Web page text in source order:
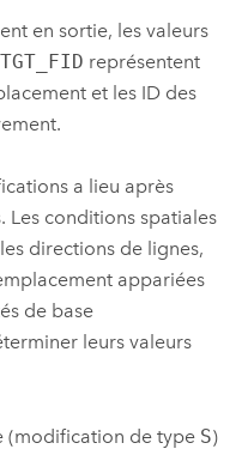
en sortie, les valeurs
TGT_FID représentent
et les ID des
a lieu après
Les conditions spatiales
directions de lignes,
appariées
de base
leurs valeurs
(modification de type S)